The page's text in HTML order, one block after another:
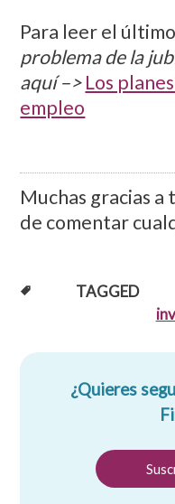
Para leer el
problema de la
aquí –>Los
empleo
Muchas gracias a
de comentar
TAGGED
¿Quieres